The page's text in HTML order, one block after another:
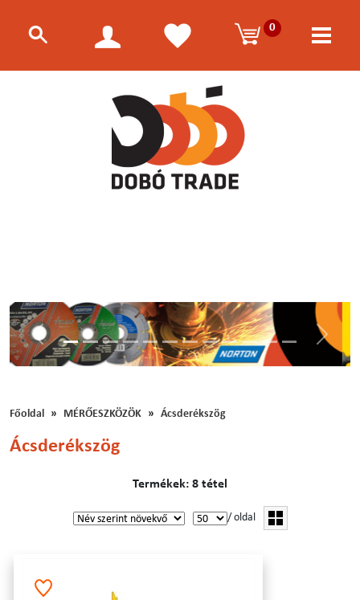
0
Előző
Főoldal MÉRŐESZKÖZÖK Ácsderékszög
Ácsderékszög
Termékek: 8 tétel
/ oldal